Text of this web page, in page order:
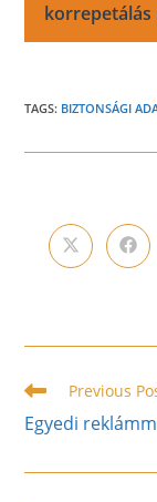
TAGS: BIZTONSÁGI
Opens
in in
Read
articles
Previous
Egyedi